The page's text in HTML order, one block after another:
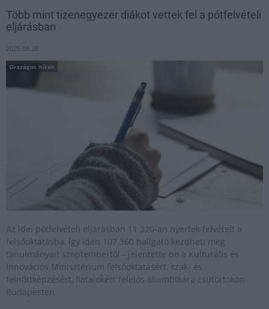
Több mint tizenegyezer diákot vettek fel a pótfelvételi
eljárásban
2025.08.28
Országos hírek
Az idei pótfelvételi eljárásban 11 320-an nyertek felvételt a
felsőoktatásba, így idén 107 360 hallgató kezdheti meg
tanulmányait szeptembertől - jelentette be a Kulturális és
Innovációs Minisztérium felsőoktatásért, szak- és
felnőttképzésért, fiatalokért felelős államtitkára csütörtökön
Budapesten.